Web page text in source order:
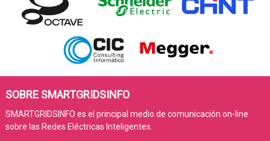
SOBRE SMARTGRIDSINFO
SMARTGRIDSINFO es el principal medio de comunicación on-line
sobre las Redes Eléctricas Inteligentes.